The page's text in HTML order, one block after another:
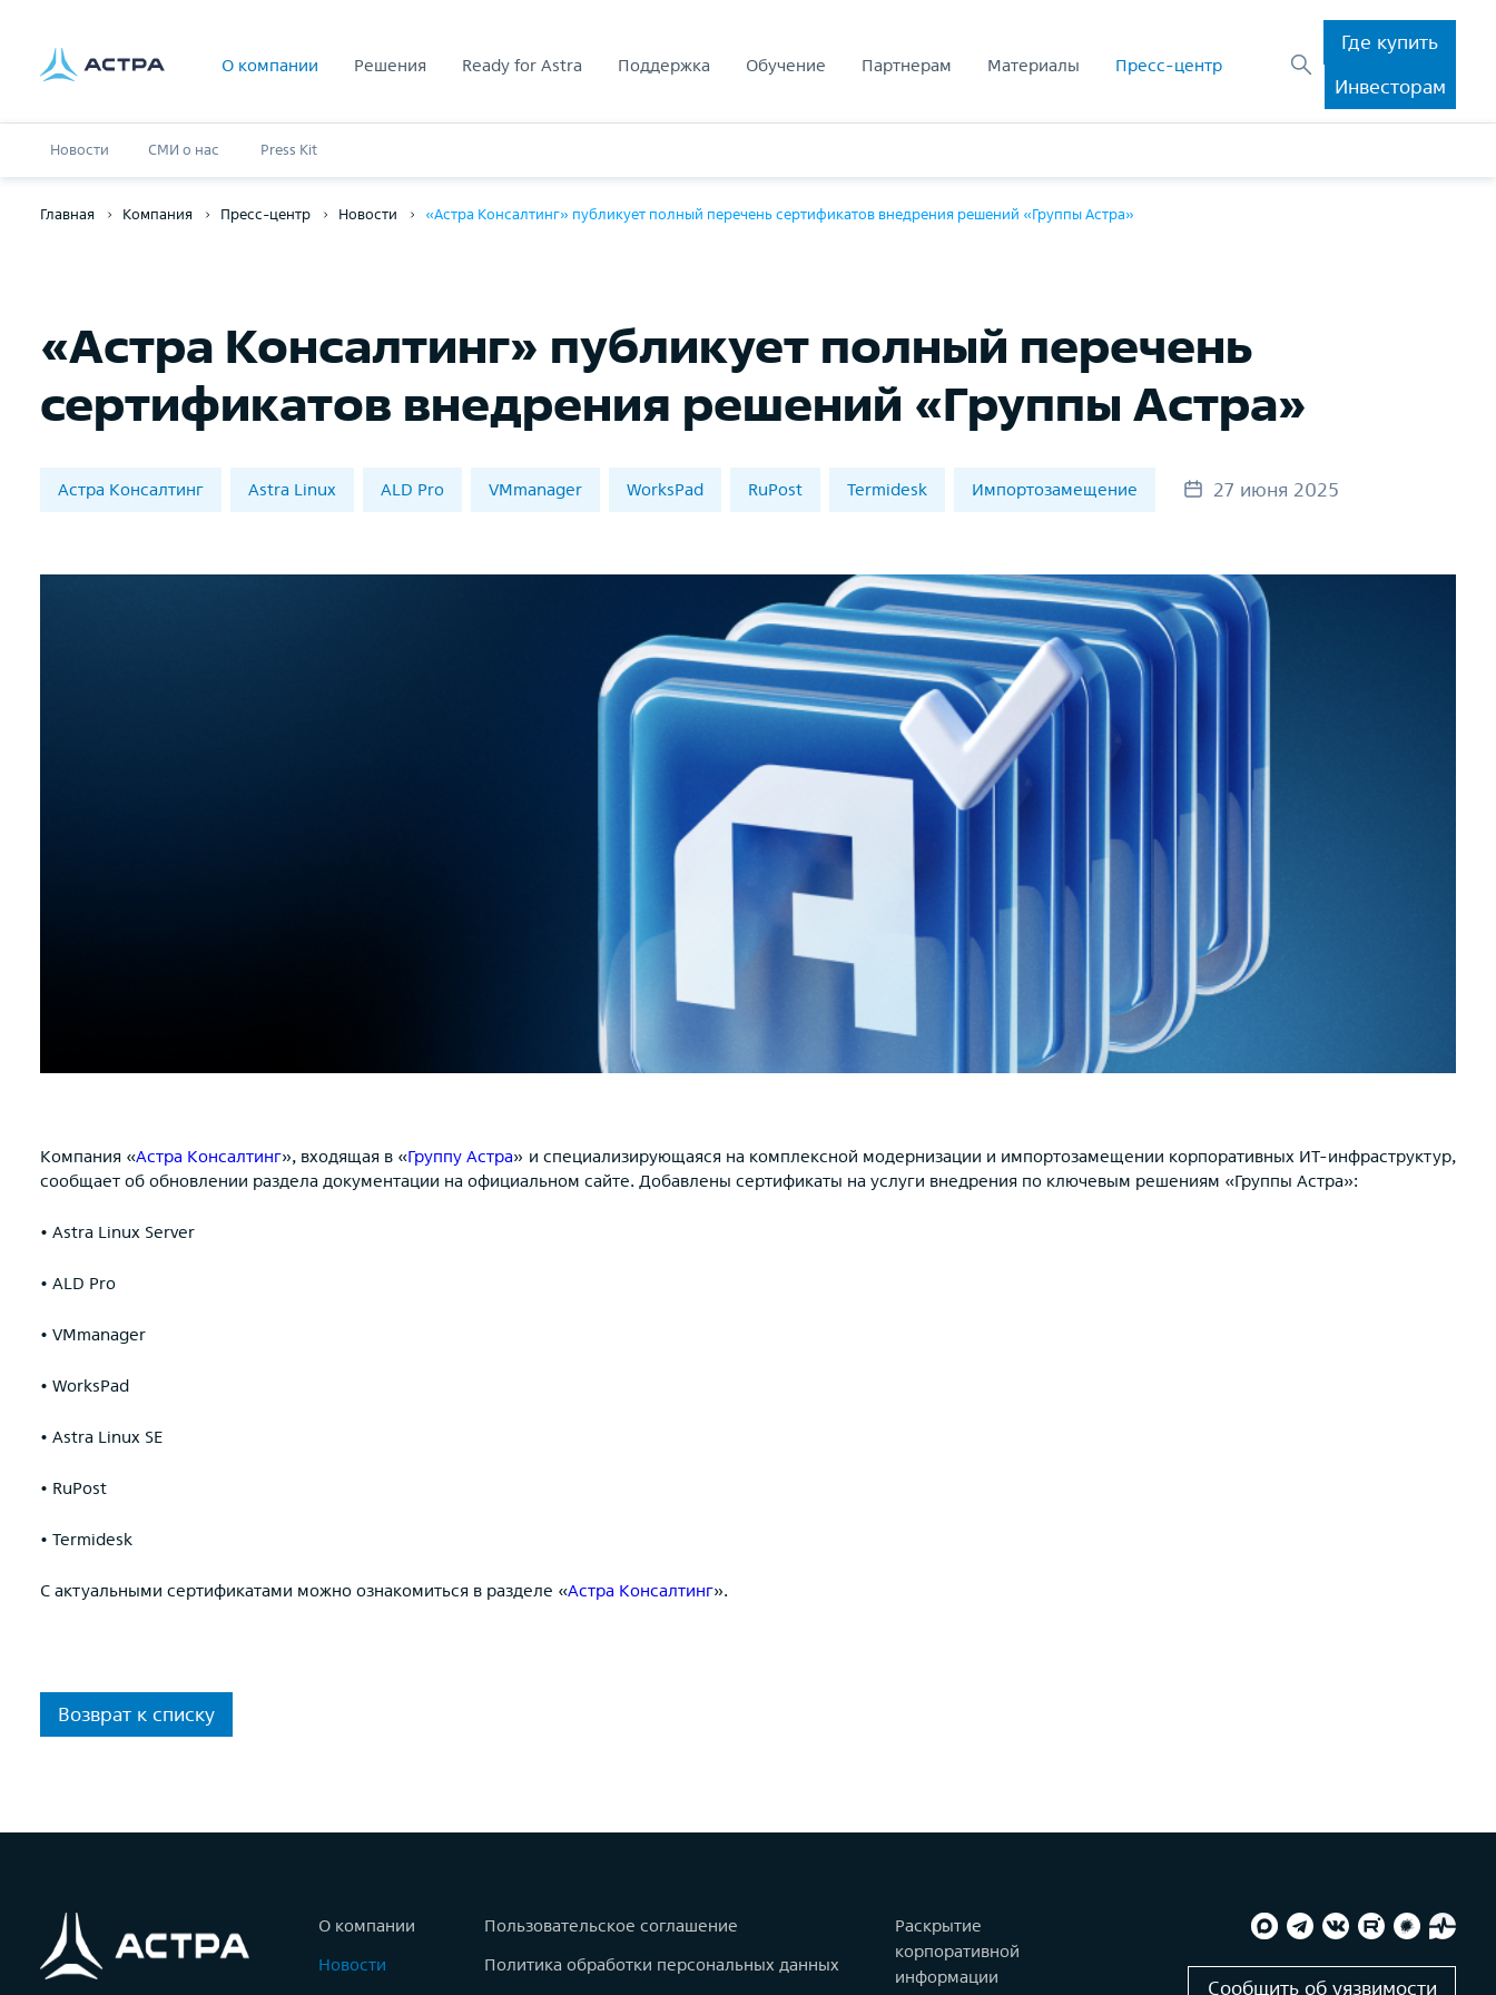
О компании Решения Ready for Astra Поддержка Обучение Партнерам Материалы Пресс-центр
Где купить
Инвесторам
Новости СМИ о нас Press Kit
Главная Компания Пресс-центр Новости «Астра Консалтинг» публикует полный перечень сертификатов внедрения решений «Группы Астра»
«Астра Консалтинг» публикует полный перечень
сертификатов внедрения решений «Группы Астра»
Астра Консалтинг Astra Linux ALD Pro VMmanager WorksPad RuPost Termidesk Импортозамещение 27 июня 2025
Компания «Астра Консалтинг», входящая в «Группу Астра» и специализирующаяся на комплексной модернизации и импортозамещении корпоративных ИТ-инфраструктур,
сообщает об обновлении раздела документации на официальном сайте. Добавлены сертификаты на услуги внедрения по ключевым решениям «Группы Астра»:
• Astra Linux Server
• ALD Pro
• VMmanager
• WorksPad
• Astra Linux SE
• RuPost
• Termidesk
С актуальными сертификатами можно ознакомиться в разделе «Астра Консалтинг».
Возврат к списку
О компании
Новости
Пользовательское соглашение
Политика обработки персональных данных
Раскрытие
корпоративной
информации
Сообщить об уязвимости